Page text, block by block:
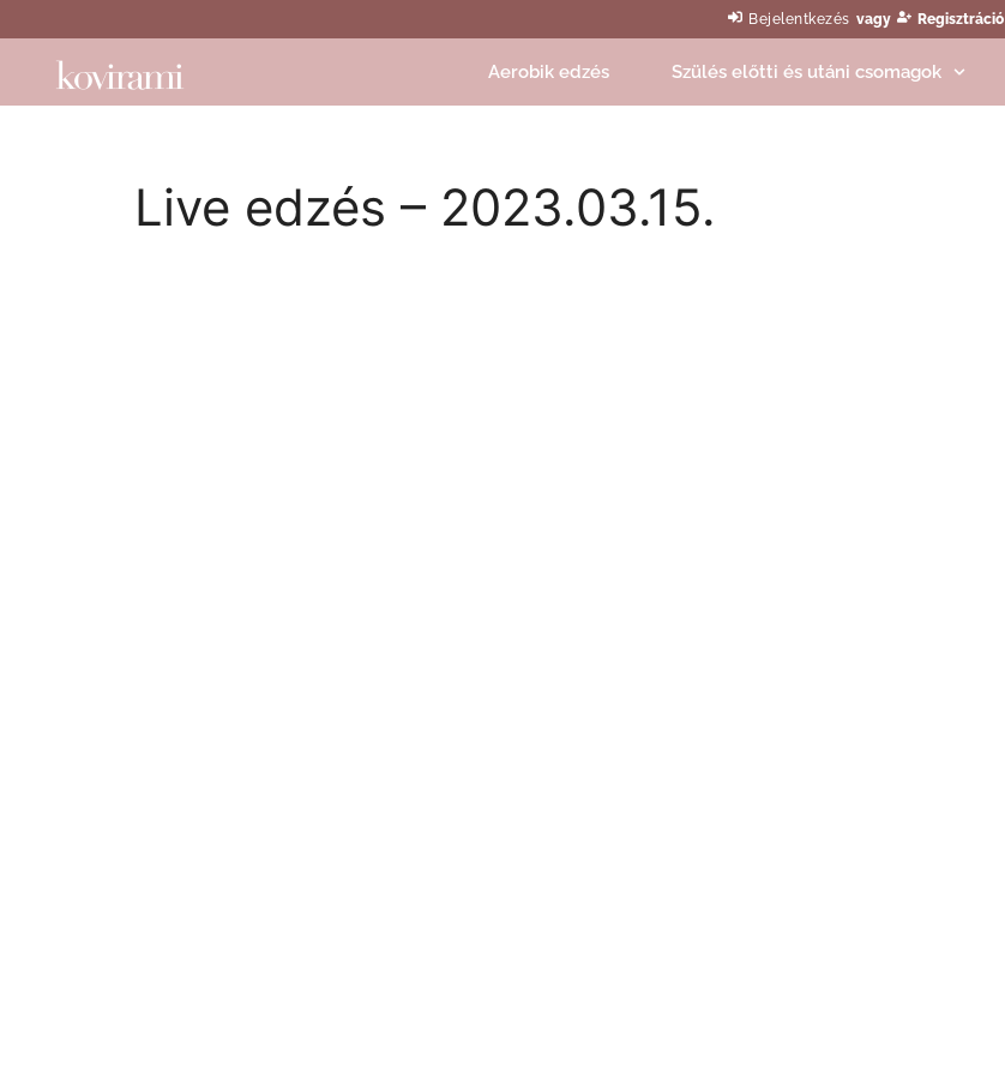
Bejelentkezés vagy Regisztráció
Aerobik edzés Szülés előtti és utáni csomagok
Live edzés – 2023.03.15.